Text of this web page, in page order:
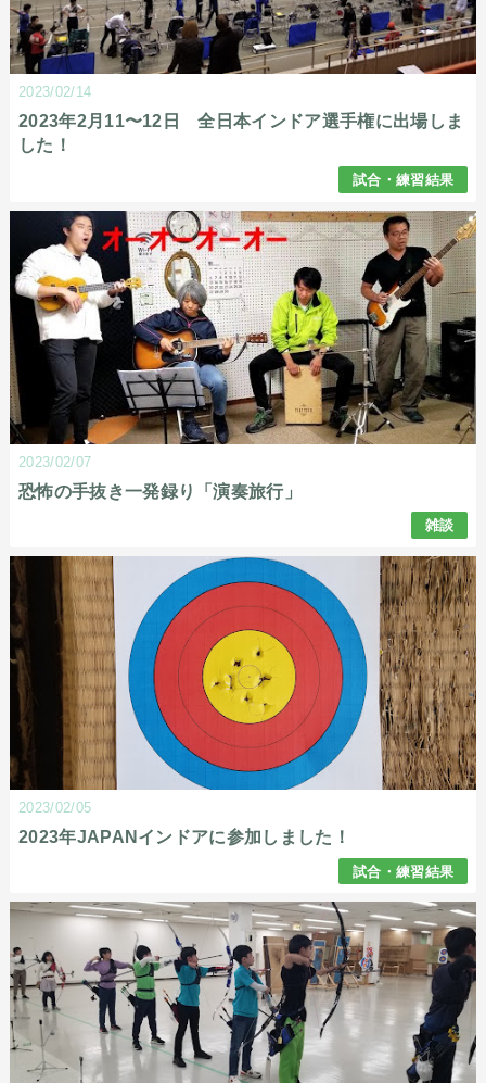
2023/02/14
2023年2月11〜12日 全日本インドア選手権に出場しま
した！
試合・練習結果
2023/02/07
恐怖の手抜き一発録り「演奏旅行」
雑談
2023/02/05
2023年JAPANインドアに参加しました！
試合・練習結果